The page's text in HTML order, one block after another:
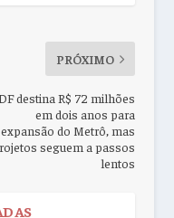
PRÓXIMO
destina R$ 72 milhões
em dois anos para
expansão do Metrô, mas
seguem a passos
lentos